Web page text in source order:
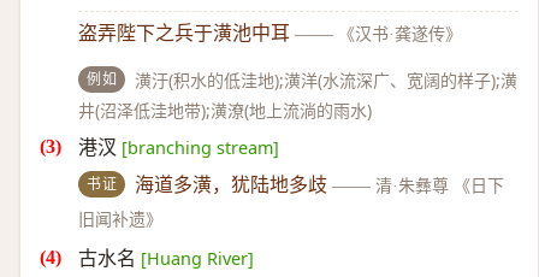
盗弄陛下之兵于潢池中耳 —— 《汉书·龚遂传》
例如
潢汙(积水的低洼地);潢洋(水流深广、宽阔的样子);潢
井(沼泽低洼地带);潢潦(地上流淌的雨水)
港汊 [branching stream]
书证 海道多潢，犹陆地多歧 —— 清·朱彝尊 《日下
旧闻补遗》
古水名 [Huang River]